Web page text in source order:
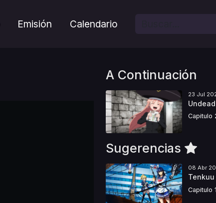
Emisión Calendario
A Continuación
23 Jul
Capitulo
Sugerencias
08 Abr
Capitulo 1